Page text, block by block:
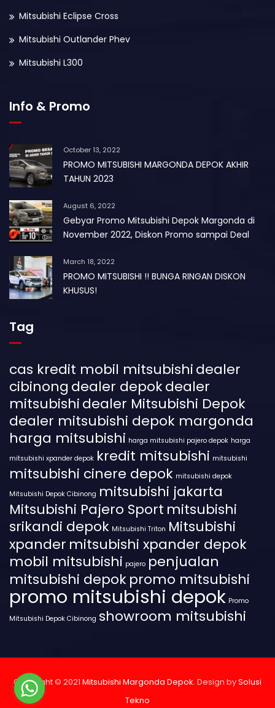
Mitsubishi Eclipse Cross
Mitsubishi Outlander Phev
Mitsubishi L300
Info & Promo
October 13, 2022
PROMO MITSUBISHI MARGONDA DEPOK AKHIR
TAHUN 2023
August 6, 2022
Gebyar Promo Mitsubishi Depok Margonda di
November 2022, Diskon Promo sampai Deal
March 18, 2022
PROMO MITSUBISHI !! BUNGA RINGAN DISKON
KHUSUS!
Tag
cas kredit mobil mitsubishidealer
cibinong dealer depokdealer
mitsubishidealer Mitsubishi Depok
dealer mitsubishi depok margonda
harga mitsubishi harga mitsubishi pajero depok harga
mitsubishi xpander depok kredit mitsubishi mitsubishi
mitsubishi cinere depok mitsubishi depok
Mitsubishi Depok Cibinong mitsubishi jakarta
Mitsubishi Pajero Sport mitsubishi
srikandi depok Mitsubishi Triton Mitsubishi
xpander mitsubishi xpander depok
mobil mitsubishi pajero penjualan
mitsubishi depokpromo mitsubishi
promo mitsubishi depok Promo
Mitsubishi Depok Cibinong showroom mitsubishi
Copyright © 2021 Mitsubishi Margonda Depok. Design bySolusi
Tekno